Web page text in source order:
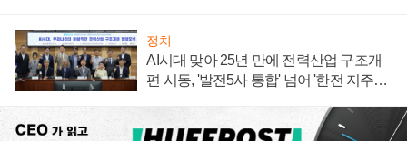
정치
AI시대 맞아 25년 만에 전력산업 구조개
편 시동, '발전5사 통합' 넘어 '한전 지주사'